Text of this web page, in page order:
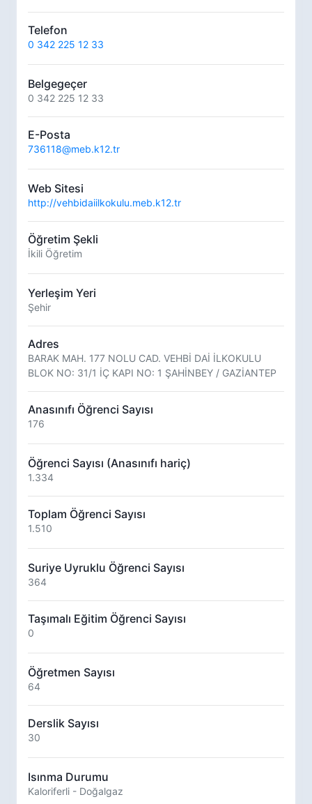
Telefon
0 342 225 12 33
Belgegeçer
0 342 225 12 33
E-Posta
736118@meb.k12.tr
Web Sitesi
http://vehbidaiilkokulu.meb.k12.tr
Öğretim Şekli
İkili Öğretim
Yerleşim Yeri
Şehir
Adres
BARAK MAH. 177 NOLU CAD. VEHBİ DAİ İLKOKULU
BLOK NO: 31/1 İÇ KAPI NO: 1 ŞAHİNBEY / GAZİANTEP
Anasınıfı Öğrenci Sayısı
176
Öğrenci Sayısı (Anasınıfı hariç)
1.334
Toplam Öğrenci Sayısı
1.510
Suriye Uyruklu Öğrenci Sayısı
364
Taşımalı Eğitim Öğrenci Sayısı
0
Öğretmen Sayısı
64
Derslik Sayısı
30
Isınma Durumu
Kaloriferli - Doğalgaz